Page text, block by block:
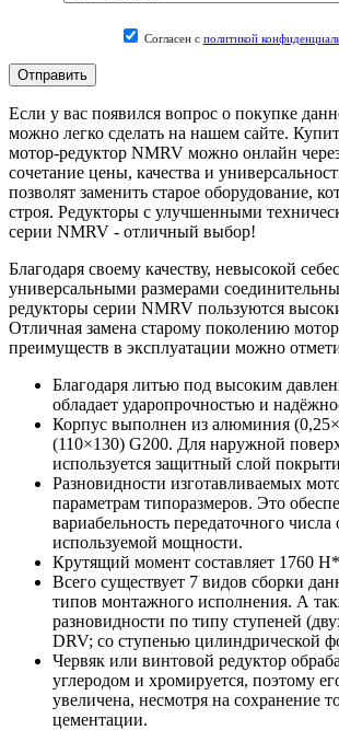
Согласен с политикой
Если у вас появился вопрос о покупке
можно легко сделать на нашем сайте.
мотор-редуктор NMRV можно онлайн
сочетание цены, качества и
позволят заменить старое оборудование,
строя. Редукторы с улучшенными
серии NMRV - отличный выбор!
Благодаря своему качеству, невысокой
универсальными размерами
редукторы серии NMRV пользуются
Отличная замена старому поколению
преимуществ в эксплуатации можно
Благодаря литью под высоким
обладает ударопрочностью и
Корпус выполнен из алюминия
(110×130) G200. Для наружной
используется защитный слой
Разновидности изготавливаемых
параметрам типоразмеров. Это
вариабельность передаточного числа
используемой мощности.
Крутящий момент составляет 1760
Всего существует 7 видов сборки
типов монтажного исполнения. А
разновидности по типу ступеней
DRV; со ступенью цилиндрической
Червяк или винтовой редуктор
углеродом и хромируется, поэтому
увеличена, несмотря на сохранение
цементации.